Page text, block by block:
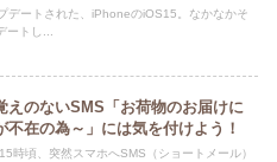
デートされた、iPhoneのiOS15。なかなかそ
ートし...
えのないSMS「お荷物のお届けに
不在の為～」には気を付けよう！
時頃、突然スマホへSMS（ショートメール）